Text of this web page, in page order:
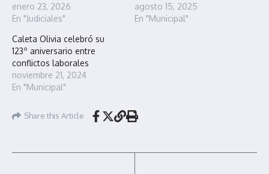
enero 23, 2026
En "Judiciales"
agosto 15, 2025
En "Municipal"
Caleta Olivia celebró su
123º aniversario entre
conflictos laborales
noviembre 21, 2024
En "Municipal"
Share this Article